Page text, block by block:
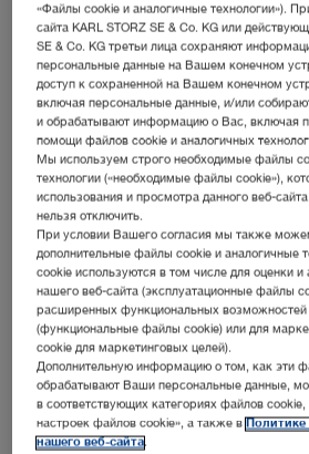
Кончик стилета троакара
Размер
Рабочая длина
Цветовой код
Стерильно
Добавить в
«Файлы cookie и аналогичные технологии»).
сайта KARL STORZ SE & Co. KG или
SE & Co. KG третьи лица сохраняют
персональные данные на Вашем конечном
доступ к сохраненной на Вашем конечном
включая персональные данные, и/или
и обрабатывают информацию о Вас, включая
помощи файлов cookie и аналогичных
Мы используем строго необходимые файлы
технологии («необходимые файлы cookie»),
использования и просмотра данного веб-
нельзя отключить.
При условии Вашего согласия мы также
дополнительные файлы cookie и аналогичные
cookie используются в том числе для оценки
нашего веб-сайта (эксплуатационные файлы
расширенных функциональных возможностей
(функциональные файлы cookie) или для
cookie для маркетинговых целей).
Дополнительную информацию о том, как эти
обрабатывают Ваши персональные данные,
в соответствующих категориях файлов
настроек файлов cookie», а также вПолитике
нашего веб-сайта.